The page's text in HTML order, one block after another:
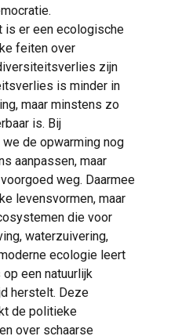
er een ecologische
feiten over
zijn
is minder in
maar minstens zo
is. Bij
de opwarming nog
aanpassen, maar
weg. Daarmee
levensvormen, maar
die voor
waterzuivering,
ecologie leert
een natuurlijk
herstelt. Deze
de politieke
over schaarse